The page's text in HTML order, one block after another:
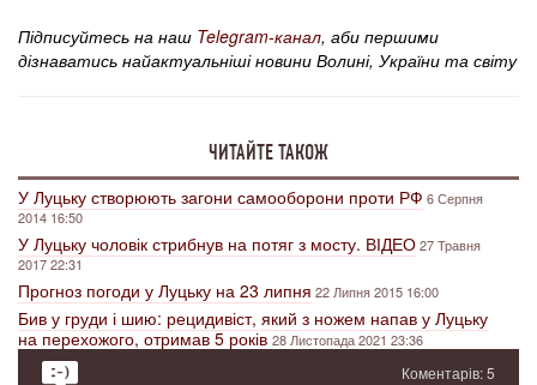
Підписуйтесь на наш Telegram-канал, аби першими
дізнаватись найактуальніші новини Волині, України та світу
ЧИТАЙТЕ ТАКОЖ
У Луцьку створюють загони самооборони проти РФ 6 Серпня
2014 16:50
У Луцьку чоловік стрибнув на потяг з мосту. ВІДЕО27 Травня
2017 22:31
Прогноз погоди у Луцьку на 23 липня 22 Липня 2015 16:00
Бив у груди і шию: рецидивіст, який з ножем напав у Луцьку
на перехожого, отримав 5 років28 Листопада 2021 23:36
Коментарів: 5